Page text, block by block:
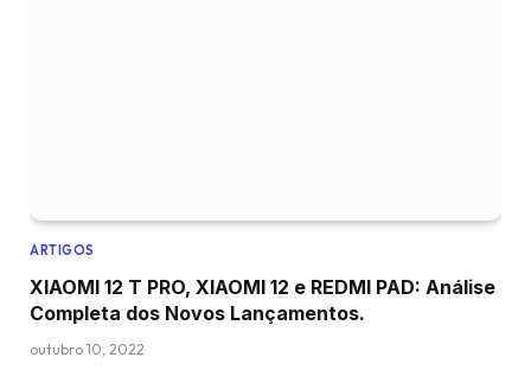
ARTIGOS
XIAOMI 12 T PRO, XIAOMI 12 e REDMI PAD: Análise
Completa dos Novos Lançamentos.
outubro 10, 2022